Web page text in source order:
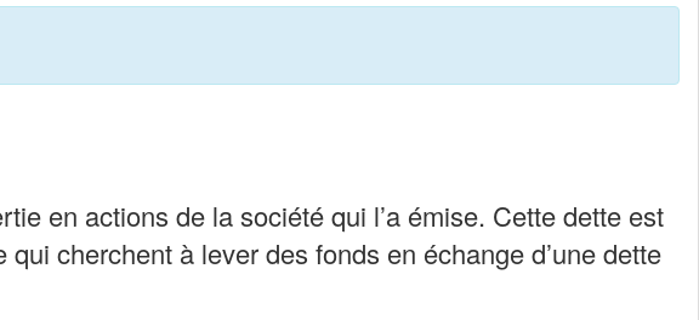
en actions de la société qui l’a émise. Cette dette est
cherchent à lever des fonds en échange d’une dette